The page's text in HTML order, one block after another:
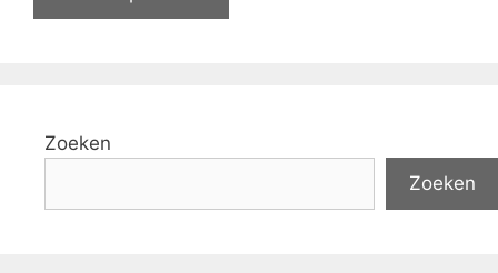
Zoeken
Zoeken